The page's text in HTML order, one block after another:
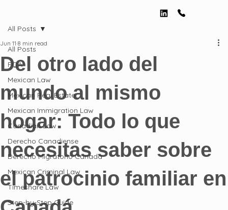
All Posts
FQA
Mexican Law
Mexican Real Estate
Mexican Immigration Law
Canadian Law
Derecho Canadiense
Derecho Migratorio Canada
Mexican Criminal Law
Timeshare Law
Step-by-Step Guide
All Posts
Del otro lado del
mundo al mismo
hogar: Todo lo que
necesitas saber sobre
el patrocinio familiar en
Jun 11 8 min read